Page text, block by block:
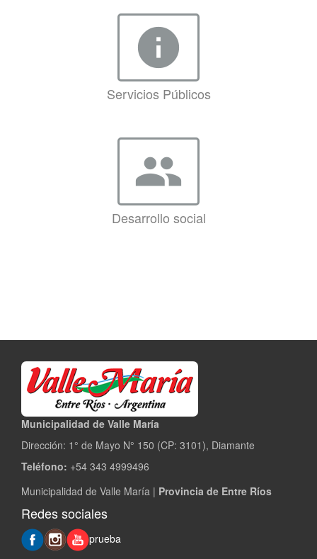
info
Servicios Públicos
group
Desarrollo social
Municipalidad de Valle María
Dirección: 1° de Mayo N° 150 (CP: 3101), Diamante
Teléfono: +54 343 4999496
Municipalidad de Valle María | Provincia de Entre Ríos
Redes sociales
prueba